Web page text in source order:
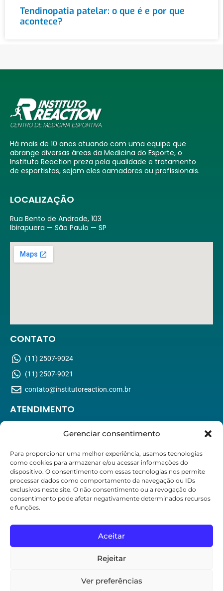
Gerenciar consentimento
Para proporcionar uma melhor experiência, usamos tecnologias
como cookies para armazenar e/ou acessar informações do
dispositivo. O consentimento com essas tecnologias nos permite
processar dados como comportamento da navegação ou IDs
exclusivos neste site. O não consentimento ou a revogação do
consentimento pode afetar negativamente determinados recursos
e funções.
Aceitar
Rejeitar
Ver preferências
Tendinopatia patelar: o que é e por que
acontece?
Há mais de 10 anos atuando com uma equipe que
abrange diversas áreas da Medicina do Esporte, o
Instituto Reaction preza pela qualidade e tratamento
de esportistas, sejam eles oamadores ou profissionais.
LOCALIZAÇÃO
Rua Bento de Andrade, 103
Ibirapuera — São Paulo — SP
CONTATO
(11) 2507-9024
(11) 2507-9021
contato@institutoreaction.com.br
ATENDIMENTO
Segunda-Sexta: 7h às 21h
Sábado: 8h às 13h
ESPECIALIDADES
Cardiologia
Fisiologia do Esporte
Medicina Esportiva
Nutrição